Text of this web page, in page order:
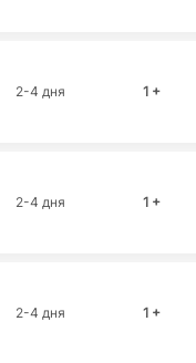
2-4 дня 1 +
2-4 дня 1 +
2-4 дня 1 +